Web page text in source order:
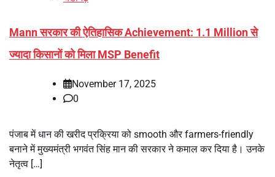
Mann सरकार की ऐतिहासिक Achievement: 1.1 Million से
ज्यादा किसानों को मिला MSP Benefit
November 17, 2025
0
पंजाब में धान की खरीद प्रक्रिया को smooth और farmers-friendly
बनाने में मुख्यमंत्री भगवंत सिंह मान की सरकार ने कमाल कर दिया है। उनके
नेतृत्व […]